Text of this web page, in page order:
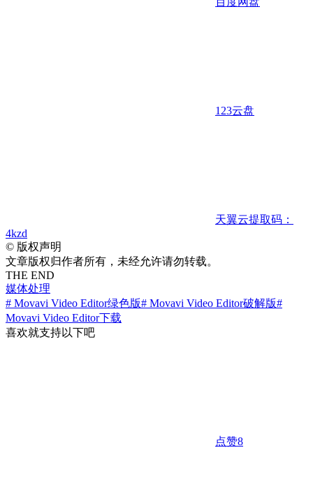
123云盘
天翼云提取码：
4kzd
© 版权声明
文章版权归作者所有，未经允许请勿转载。
THE END
媒体处理
# Movavi Video Editor绿色版# Movavi Video Editor破解版#
Movavi Video Editor下载
喜欢就支持以下吧
点赞8